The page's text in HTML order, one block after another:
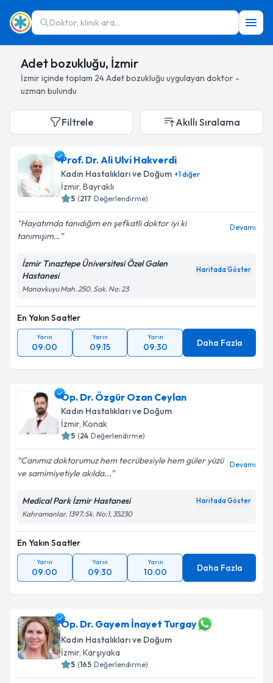
Doktor, klinik ara...
Adet bozukluğu, İzmir
İzmiriçinde toplam 24Adet bozukluğu uygulayan doktor -
uzman bulundu
Filtrele Akıllı Sıralama
Prof. Dr. Ali Ulvi Hakverdi
Kadın Hastalıkları ve Doğum +1diğer
İzmir, Bayraklı
5 (217 Değerlendirme)
Hayatımda tanıdığım en şefkatli doktor iyi ki
tanımışım…
Devamı
İzmir Tınaztepe Üniversitesi Özel Galen
Hastanesi
Haritada Göster
Manavkuyu Mah. 250. Sok. No: 23
En Yakın Saatler
Yarın
09:00
Yarın
09:15
Yarın
09:30 Daha Fazla
Op. Dr. Özgür Ozan Ceylan
Kadın Hastalıkları ve Doğum
İzmir, Konak
5 (24 Değerlendirme)
Canımız doktorumuz hem tecrübesiyle hem güler yüzü
ve samimiyetiyle akılda...
Devamı
Medical Park İzmir Hastanesi Haritada Göster
Kahramanlar, 1397. Sk. No:1, 35230
En Yakın Saatler
Yarın
09:00
Yarın
09:30
Yarın
10:00 Daha Fazla
Op. Dr. Gayem İnayet Turgay
Kadın Hastalıkları ve Doğum
İzmir, Karşıyaka
5 (165 Değerlendirme)